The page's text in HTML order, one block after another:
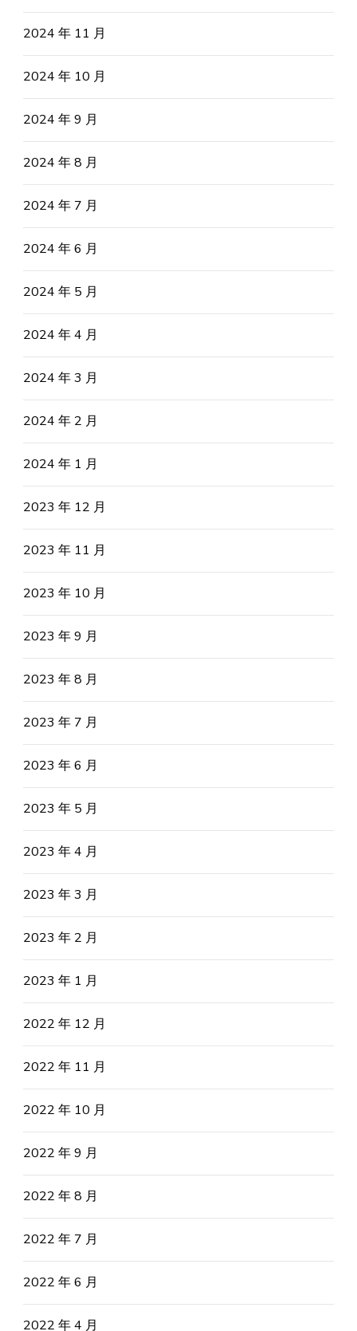
2024 年 11 月
2024 年 10 月
2024 年 9 月
2024 年 8 月
2024 年 7 月
2024 年 6 月
2024 年 5 月
2024 年 4 月
2024 年 3 月
2024 年 2 月
2024 年 1 月
2023 年 12 月
2023 年 11 月
2023 年 10 月
2023 年 9 月
2023 年 8 月
2023 年 7 月
2023 年 6 月
2023 年 5 月
2023 年 4 月
2023 年 3 月
2023 年 2 月
2023 年 1 月
2022 年 12 月
2022 年 11 月
2022 年 10 月
2022 年 9 月
2022 年 8 月
2022 年 7 月
2022 年 6 月
2022 年 4 月